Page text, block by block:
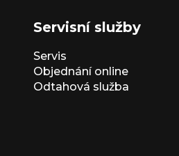
Servisní služby
Servis
Objednání online
Odtahová služba